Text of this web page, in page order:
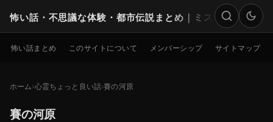
怖い話・不思議な体験・都市伝説まとめ｜ミステリー
検索
怖い話まとめ このサイトについて メンバーシップ サイトマップ
ホーム 心霊ちょっと良い話 賽の河原
賽の河原